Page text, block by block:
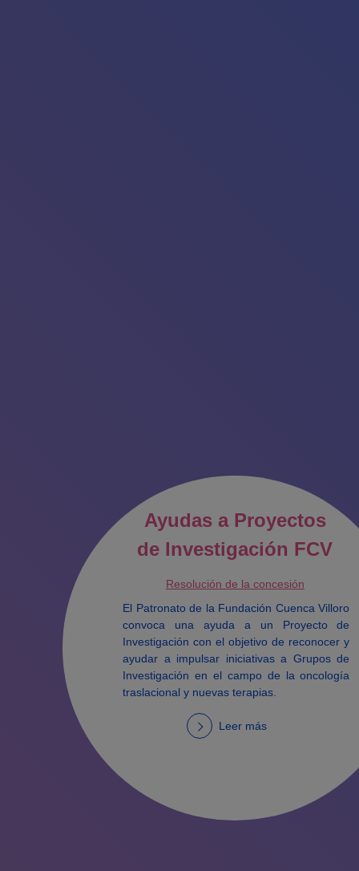
Ayudas a Proyectos
de Investigación FCV
Resolución de la concesión
El Patronato de la Fundación Cuenca Villoro
convoca una ayuda a un Proyecto de
Investigación con el objetivo de reconocer y
ayudar a impulsar iniciativas a Grupos de
Investigación en el campo de la oncología
traslacional y nuevas terapias.
Leer más